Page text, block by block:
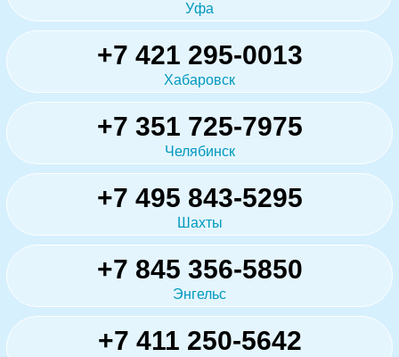
Уфа
+7 421 295-0013
Хабаровск
+7 351 725-7975
Челябинск
+7 495 843-5295
Шахты
+7 845 356-5850
Энгельс
+7 411 250-5642